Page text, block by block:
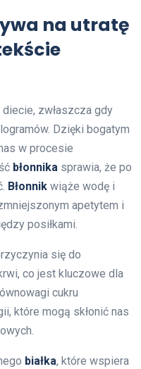
na utratę
zwłaszcza gdy
Dzięki bogatym
w procesie
błonnika sprawia, że po
Błonnik wiąże wodę i
apetytem i
posiłkami.
się do
co jest kluczowe dla
cukru
które mogą skłonić nas
białka, które wspiera